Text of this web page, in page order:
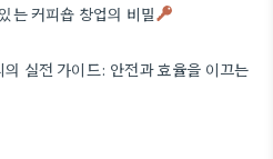
는 커피숍 창업의 비밀
실전 가이드: 안전과 효율을 이끄는